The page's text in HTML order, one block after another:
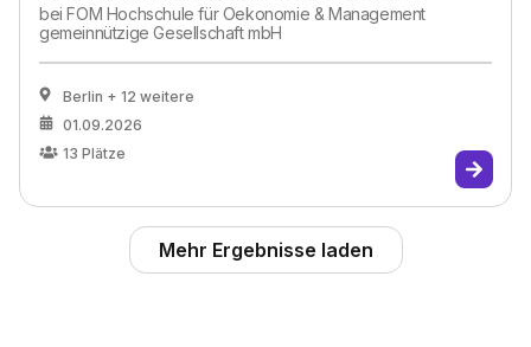
beiFOM Hochschule für Oekonomie & Management
gemeinnützige Gesellschaft mbH
Berlin + 12 weitere
01.09.2026
13 Plätze
Mehr Ergebnisse laden